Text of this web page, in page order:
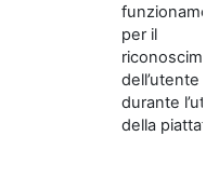
per il
dell’utente
durante
della